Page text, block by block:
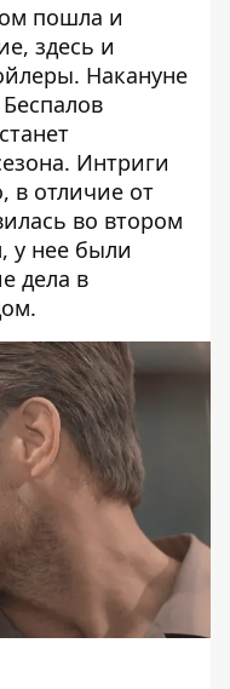
пошла и
здесь и
Накануне
Интриги
в отличие от
во втором
у нее были
дела в